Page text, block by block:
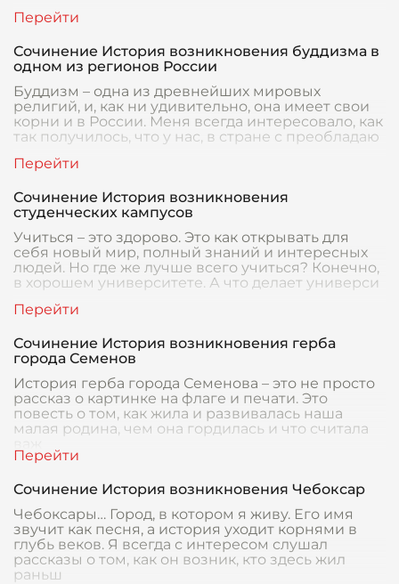
Сочинение История возникновения буддизма в
одном из регионов России
Буддизм – одна из древнейших мировых
религий, и, как ни удивительно, она имеет свои
корни и в России. Меня всегда интересовало, как
так получилось, что у нас, в стране с преобладаю
Сочинение История возникновения
студенческих кампусов
Учиться – это здорово. Это как открывать для
себя новый мир, полный знаний и интересных
людей. Но где же лучше всего учиться? Конечно,
в хорошем университете. А что делает универси
Сочинение История возникновения герба
города Семенов
История герба города Семенова – это не просто
рассказ о картинке на флаге и печати. Это
повесть о том, как жила и развивалась наша
малая родина, чем она гордилась и что считала
Сочинение История возникновения Чебоксар
Чебоксары… Город, в котором я живу. Его имя
звучит как песня, а история уходит корнями в
глубь веков. Я всегда с интересом слушал
рассказы о том, как он возник, кто здесь жил
раньш